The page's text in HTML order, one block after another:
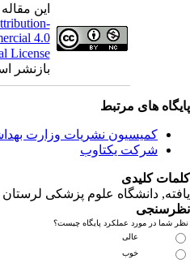
این
4.0
License
بازنشر
های مرتبط
کمیسیون نشریات وزارت
شرکت یکتاوب
کلیدی
, دانشگاه علوم پزشکی لرستان
شما در مورد عملکرد پایگاه چیست؟
عالی
خوب